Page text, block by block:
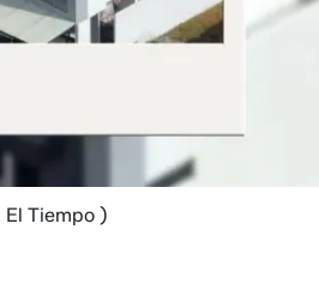
El Tiempo )